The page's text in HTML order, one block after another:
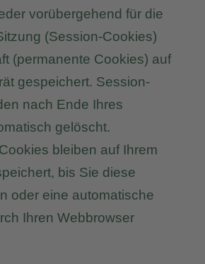
vorübergehend für die
(Session-Cookies)
(permanente Cookies) auf
gespeichert. Session-
nach Ende Ihres
gelöscht.
bleiben auf Ihrem
bis Sie diese
oder eine automatische
Ihren Webbrowser